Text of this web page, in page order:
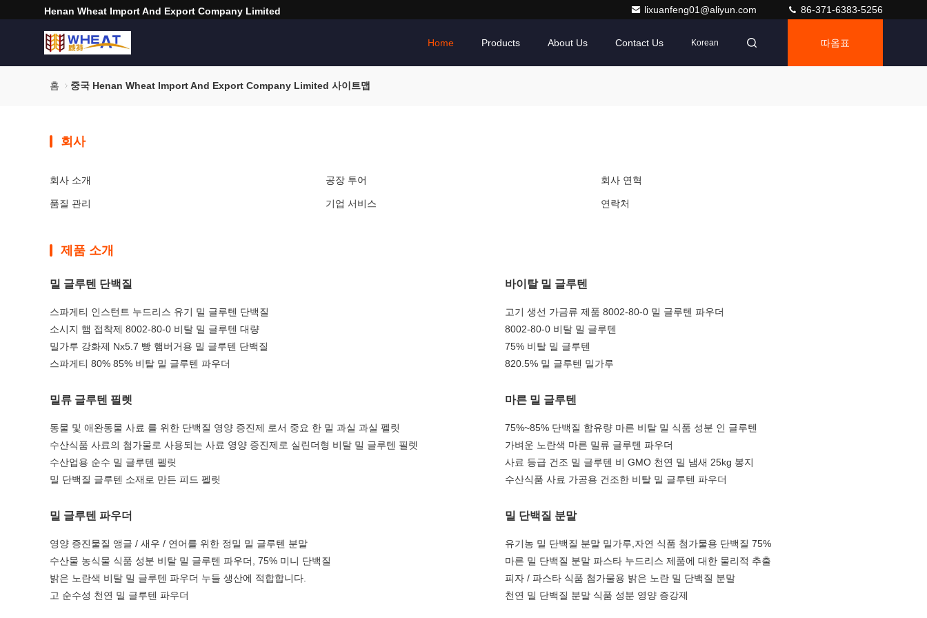
Henan Wheat Import And Export Company Limited lixuanfeng01@aliyun.com 86-371-6383-5256
Home Products About Us Contact Us Korean 따옴표
홈 중국 Henan Wheat Import And Export Company Limited 사이트맵
회사
회사 소개 공장 투어 회사 연혁
품질 관리 기업 서비스 연락처
제품 소개
밀 글루텐 단백질
스파게티 인스턴트 누드리스 유기 밀 글루텐 단백질
소시지 햄 접착제 8002-80-0 비탈 밀 글루텐 대량
밀가루 강화제 Nx5.7 빵 햄버거용 밀 글루텐 단백질
스파게티 80% 85% 비탈 밀 글루텐 파우더
바이탈 밀 글루텐
고기 생선 가금류 제품 8002-80-0 밀 글루텐 파우더
8002-80-0 비탈 밀 글루텐
75% 비탈 밀 글루텐
820.5% 밀 글루텐 밀가루
밀류 글루텐 필렛
동물 및 애완동물 사료 를 위한 단백질 영양 증진제 로서 중요 한 밀 과실 과실 펠릿
수산식품 사료의 첨가물로 사용되는 사료 영양 증진제로 실린더형 비탈 밀 글루텐 필렛
수산업용 순수 밀 글루텐 펠릿
밀 단백질 글루텐 소재로 만든 피드 펠릿
마른 밀 글루텐
75%~85% 단백질 함유량 마른 비탈 밀 식품 성분 인 글루텐
가벼운 노란색 마른 밀류 글루텐 파우더
사료 등급 건조 밀 글루텐 비 GMO 천연 밀 냄새 25kg 봉지
수산식품 사료 가공용 건조한 비탈 밀 글루텐 파우더
밀 글루텐 파우더
영양 증진물질 앵글 / 새우 / 연어를 위한 정밀 밀 글루텐 분말
수산물 농식물 식품 성분 비탈 밀 글루텐 파우더, 75% 미니 단백질
밝은 노란색 비탈 밀 글루텐 파우더 누들 생산에 적합합니다.
고 순수성 천연 밀 글루텐 파우더
밀 단백질 분말
유기농 밀 단백질 분말 밀가루,자연 식품 첨가물용 단백질 75%
마른 밀 단백질 분말 파스타 누드리스 제품에 대한 물리적 추출
피자 / 파스타 식품 첨가물용 밝은 노란 밀 단백질 분말
천연 밀 단백질 분말 식품 성분 영양 증강제